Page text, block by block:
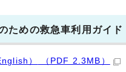
ための救急車利用ガイド
） （PDF 2.3MB）